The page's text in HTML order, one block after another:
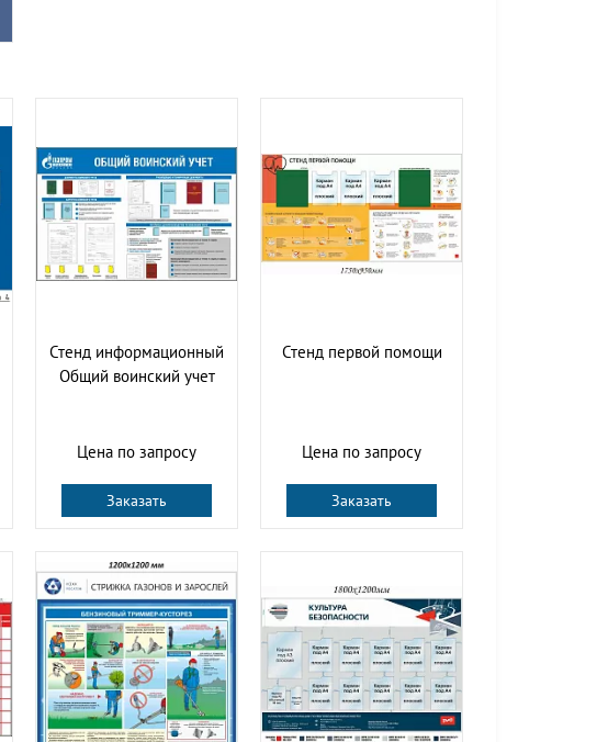
Стенд информационный
Общий воинский учет
Цена по запросу
Заказать
Стенд первой помощи
Цена по запросу
Заказать